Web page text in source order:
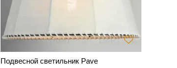
Подвесной светильник Pave